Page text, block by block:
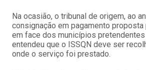
Na ocasião, o tribunal de origem, ao
consignação em pagamento
em face dos municípios
entendeu que o ISSQN deve ser
onde o serviço foi prestado.